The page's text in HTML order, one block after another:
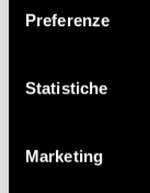
Preferenze
Statistiche
Marketing